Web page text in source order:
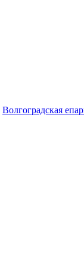
Волгоградская